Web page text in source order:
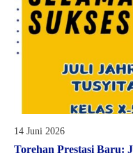
14 Juni 2026
Torehan Prestasi Baru: